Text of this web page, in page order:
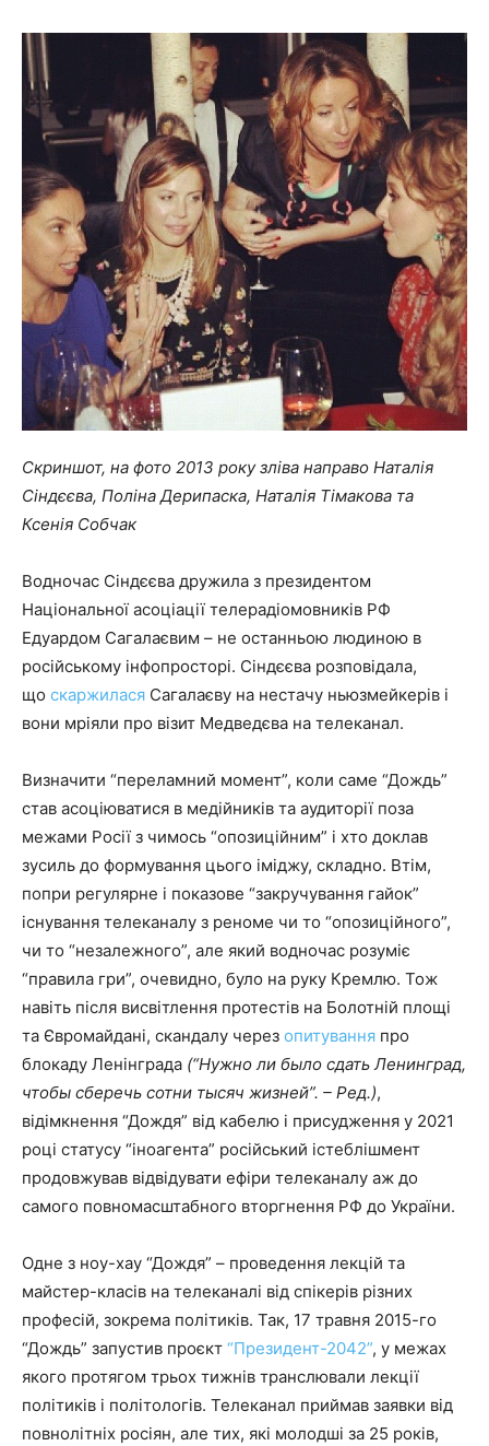
Скриншот, на фото 2013 року зліва направо Наталія
Сіндєєва, Поліна Дерипаска, Наталія Тімакова та
Ксенія Собчак
Водночас Сіндєєва дружила з президентом
Національної асоціації телерадіомовників РФ
Едуардом Сагалаєвим – не останньою людиною в
російському інфопросторі. Сіндєєва розповідала,
що скаржилася Сагалаєву на нестачу ньюзмейкерів і
вони мріяли про візит Медведєва на телеканал.
Визначити “переламний момент”, коли саме “Дождь”
став асоціюватися в медійників та аудиторії поза
межами Росії з чимось “опозиційним” і хто доклав
зусиль до формування цього іміджу, складно. Втім,
попри регулярне і показове “закручування гайок”
існування телеканалу з реноме чи то “опозиційного”,
чи то “незалежного”, але який водночас розуміє
“правила гри”, очевидно, було на руку Кремлю. Тож
навіть після висвітлення протестів на Болотній площі
та Євромайдані, скандалу через опитування про
блокаду Ленінграда (“Нужно ли было сдать Ленинград,
чтобы сберечь сотни тысяч жизней”. – Ред.),
відімкнення “Дождя” від кабелю і присудження у 2021
році статусу “іноагента” російський істеблішмент
продовжував відвідувати ефіри телеканалу аж до
самого повномасштабного вторгнення РФ до України.
Одне з ноу-хау “Дождя” – проведення лекцій та
майстер-класів на телеканалі від спікерів різних
професій, зокрема політиків. Так, 17 травня 2015-го
“Дождь” запустив проєкт “Президент-2042”, у межах
якого протягом трьох тижнів транслювали лекції
політиків і політологів. Телеканал приймав заявки від
повнолітніх росіян, але тих, які молодші за 25 років,